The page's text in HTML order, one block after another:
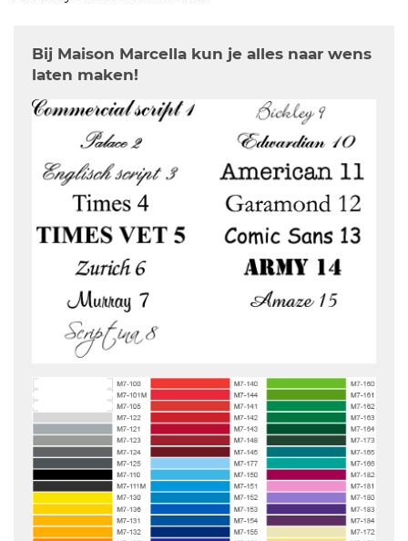
Bij Maison Marcella kun je alles naar wens
laten maken!